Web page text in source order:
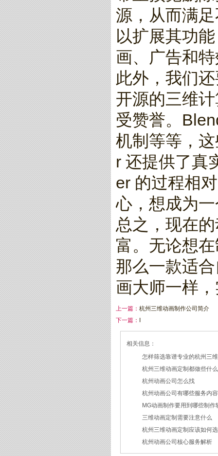
源，从而满
以扩展其功
画、广告和
此外，我们
开源的三维
受赞誉。
机制等等，
r 还提供了真
er 的过程相
心，想成为
总之，现在
富。无论想
那么一款适
画大师一样
上一篇： 杭州三维动画制作公司简介
下一篇：
相关信息：
怎样筛选靠谱专业的杭州三
2026/07/21
杭州三维动画定制都做些什
2026/03/19
杭州动画公司怎么找
2026/03/12
杭州动画公司有哪些服务内容
2026/03/09
MG动画制作要用到哪些制作
2026/02/24
三维动画定制需要注意什么
2026/02/09
杭州三维动画定制应该如何
2026/01/30
杭州动画公司核心服务解析